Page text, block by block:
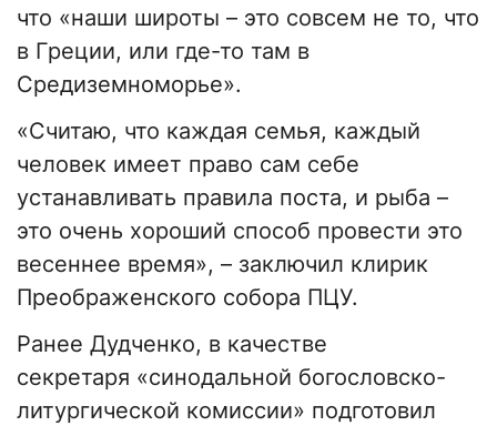
что «наши широты – это совсем не то, что
в Греции, или где-то там в
Средиземноморье».
«Считаю, что каждая семья, каждый
человек имеет право сам себе
устанавливать правила поста, и рыба –
это очень хороший способ провести это
весеннее время», – заключил клирик
Преображенского собора ПЦУ.
Ранее Дудченко, в качестве
секретаря «синодальной богословско-
литургической комиссии» подготовил